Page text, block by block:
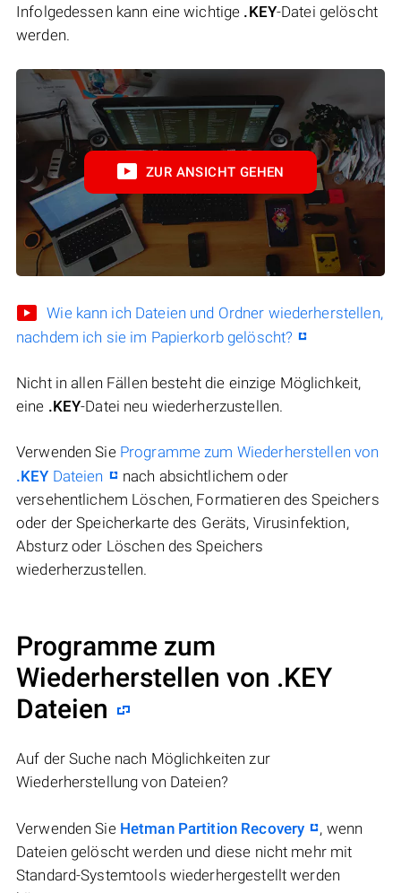
Infolgedessen kann eine wichtige .KEY-Datei gelöscht
werden.
ZUR ANSICHT GEHEN
Wie kann ich Dateien und Ordner wiederherstellen,
nachdem ich sie im Papierkorb gelöscht?
Nicht in allen Fällen besteht die einzige Möglichkeit,
eine .KEY-Datei neu wiederherzustellen.
Verwenden Sie Programme zum Wiederherstellen von
.KEY Dateien
nach absichtlichem oder
versehentlichem Löschen, Formatieren des Speichers
oder der Speicherkarte des Geräts, Virusinfektion,
Absturz oder Löschen des Speichers
wiederherzustellen.
Programme zum
Wiederherstellen von .KEY
Dateien
Auf der Suche nach Möglichkeiten zur
Wiederherstellung von Dateien?
Verwenden Sie Hetman Partition Recovery
, wenn
Dateien gelöscht werden und diese nicht mehr mit
Standard-Systemtools wiederhergestellt werden